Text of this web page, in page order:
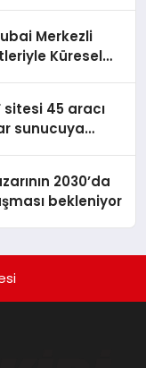
Merkezli
Küresel
sitesi 45 aracı
sunucuya
2030’da
bekleniyor